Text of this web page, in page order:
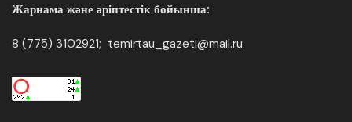
Жарнама және әріптестік бойынша:
8 (775) 3102921; temirtau_gazeti@mail.ru